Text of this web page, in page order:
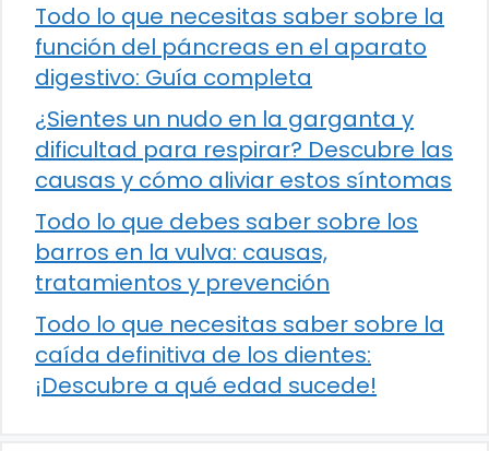
Todo lo que necesitas saber sobre la
función del páncreas en el aparato
digestivo: Guía completa
¿Sientes un nudo en la garganta y
dificultad para respirar? Descubre las
causas y cómo aliviar estos síntomas
Todo lo que debes saber sobre los
barros en la vulva: causas,
tratamientos y prevención
Todo lo que necesitas saber sobre la
caída definitiva de los dientes:
¡Descubre a qué edad sucede!